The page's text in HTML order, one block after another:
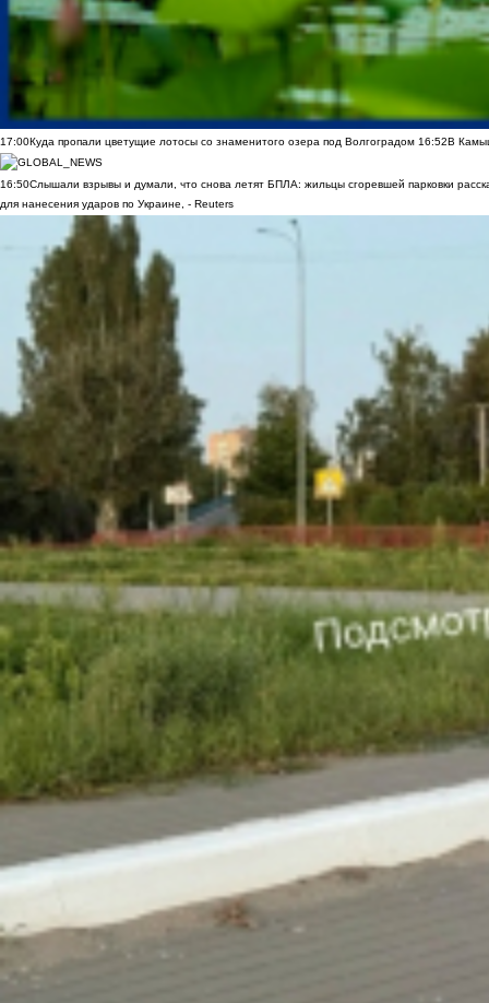
17:00Куда пропали цветущие лотосы со знаменитого озера под Волгоградом 16:52В
16:50Слышали взрывы и думали, что снова летят БПЛА: жильцы сгоревшей парковки
для нанесения ударов по Украине, - Reuters